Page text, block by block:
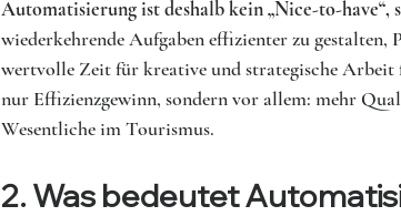
Automatisierung ist deshalb kein „Nice-to-have“,
wiederkehrende Aufgaben effizienter zu
wertvolle Zeit für kreative und strategische Arbeit
nur Effizienzgewinn, sondern vor allem: mehr
Wesentliche im Tourismus.
2. Was bedeutet